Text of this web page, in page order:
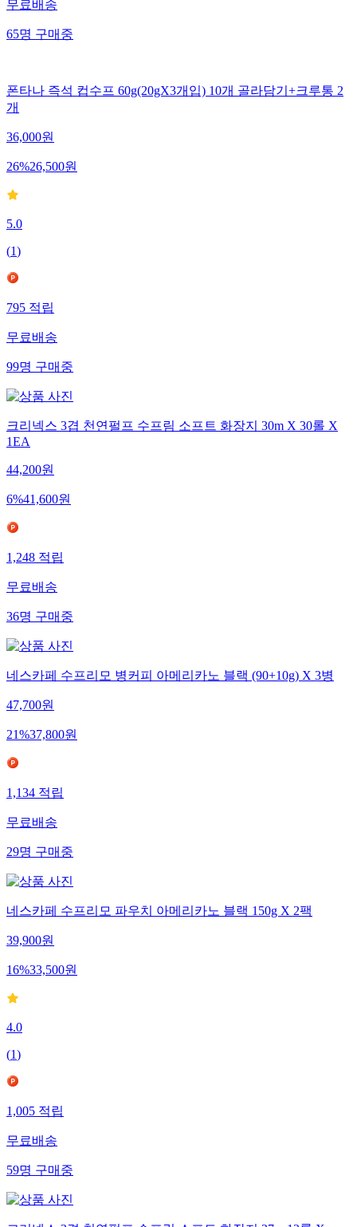
무료배송
65명구매중
폰타나 즉석 컵수프 60g(20gX3개입) 10개 골라담기+크루통 2
개
36,000원
26%26,500원
5.0
(1)
795적립
무료배송
99명구매중
크리넥스 3겹 천연펄프 수프림 소프트 화장지 30m X 30롤 X
1EA
44,200원
6%41,600원
1,248적립
무료배송
36명구매중
네스카페 수프리모 병커피 아메리카노 블랙 (90+10g) X 3병
47,700원
21%37,800원
1,134적립
무료배송
29명구매중
네스카페 수프리모 파우치 아메리카노 블랙 150g X 2팩
39,900원
16%33,500원
4.0
(1)
1,005적립
무료배송
59명구매중